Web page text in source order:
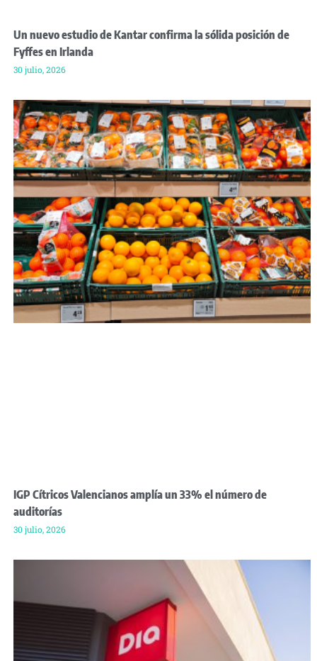
Un nuevo estudio de Kantar confirma la sólida posición de
Fyffes en Irlanda
30 julio, 2026
IGP Cítricos Valencianos amplía un 33% el número de
auditorías
30 julio, 2026